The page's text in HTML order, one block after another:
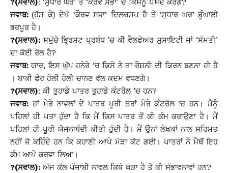
?(ਸਵਾਲ): ‘ਸੁਧਾਰ ਘਰ’ ਤੇ ‘ਕੌਰਵ ਸਭਾ’ ਚੋਂ ਕਿਸਨੂੰ ਪਸੰਦ ਕਰੋਗੇ?
ਜਵਾਬ:(ਹੱਸ ਕੇ) ਦੇਖੋ ‘ਕੌਰਵ ਸਭਾ’ ਦਿਲਚਸਪ ਹੈ ਤੇ ‘ਸੁਧਾਰ ਘਰ’ ਡੂੰਘਾਈ
ਭਰਪੂਰ ਹੈ।
?(ਸਵਾਲ): ਸਮੁੱਚੇ ਭਿ੍ਰਸ਼ਟ ਪ੍ਰਬੰਧ ’ਚ ਕੀ ਵੈਲਫੇਅਰ ਸੁਸਾਇਟੀ ਜਾਂ ‘ਸੰਮਤੀ’
ਦਾ ਕੋਈ ਰੋਲ ਹੈ?
ਜਵਾਬ: ਯਾਰ, ਇਸ ਘੁੱਪ ਹਨੇਰੇ ’ਚ ਕਿਸੇ ਨੇ ਤਾ ਰੌਸ਼ਨੀ ਦੀ ਕਿਰਨ ਬਣਨਾ ਹੀ ਹੈ
। ਬਾਕੀ ਫੇਰ ਹੌਲੀ ਹੌਲੀ ਚਾਨਣ ਵੱਲ ਕਦਮ ਵਧਣਗੇ।
?(ਸਵਾਲ): ਕੀ ਤੁਹਾਡੇ ਪਾਤਰ ਤੁਹਾਡੇ ਕੰਟਰੋਲ ’ਚ ਹਨ?
ਜਵਾਬ: ਹਾਂ ਮੇਰੇ ਨਾਵਲਾਂ ਦੇ ਪਾਤਰ ਪੂਰੀ ਤਰਾਂ ਮੇਰੇ ਕੰਟਰੋਲ ’ਚ ਹਨ। ਮੈਨੂੰ
ਪਹਿਲਾਂ ਹੀ ਪਤਾ ਹੁੰਦਾ ਹੈ ਕਿ ਮੈਂ ਕਿਸ ਪਾਤਰ ਤੋਂ ਕੀ ਕੰਮ ਕਰਾਉਣਾ ਹੈ। ਮੈਂ
ਪਹਿਲਾਂ ਹੀ ਪੂਰੀ ਯੋਜਨਾਬੰਦੀ ਕੀਤੀ ਹੁੰਦੀ ਹੈ। ਮੈਂ ਉਨਾਂ ਲੇਖਕਾਂ ਨਾਲ ਸਹਿਮਤ
ਨਹੀਂ ਜੋ ਕਹਿੰਦੇ ਹਨ ਕਿ ਕਹਾਣੀ ਆਪੇ ਮੋੜਾ ਕੱਟ ਗਈ। ਪਾਤਰਾਂ ਨੇ ਮੈਥੋਂ ਇਹ
ਕੰਮ ਆਪੇ ਕਰਵਾ ਲਿਆ।
?(ਸਵਾਲ): ਅੱਜ ਕੱਲ ਪੰਜਾਬੀ ਨਾਵਲ ਕਿਥੇ ਖੜਾ ਹੈ ਤੇ ਕੀ ਸੰਭਾਵਨਾਵਾਂ ਹਨ?